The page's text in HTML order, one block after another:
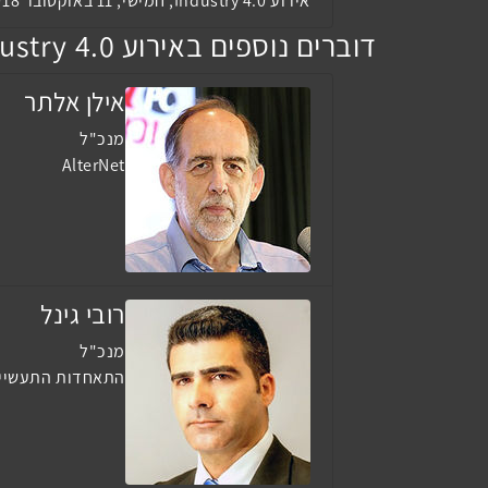
דוברים נוספים באירוע Industry 4.0
אילן אלתר
מנכ"ל
AlterNet
רובי גינל
מנכ"ל
התאחדות